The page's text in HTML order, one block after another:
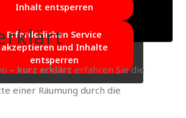
Inhalt entsperren
Erforderlichen Service
akzeptieren und Inhalte
entsperren
– kurz erklärt erfahren Sie die
einer Räumung durch die